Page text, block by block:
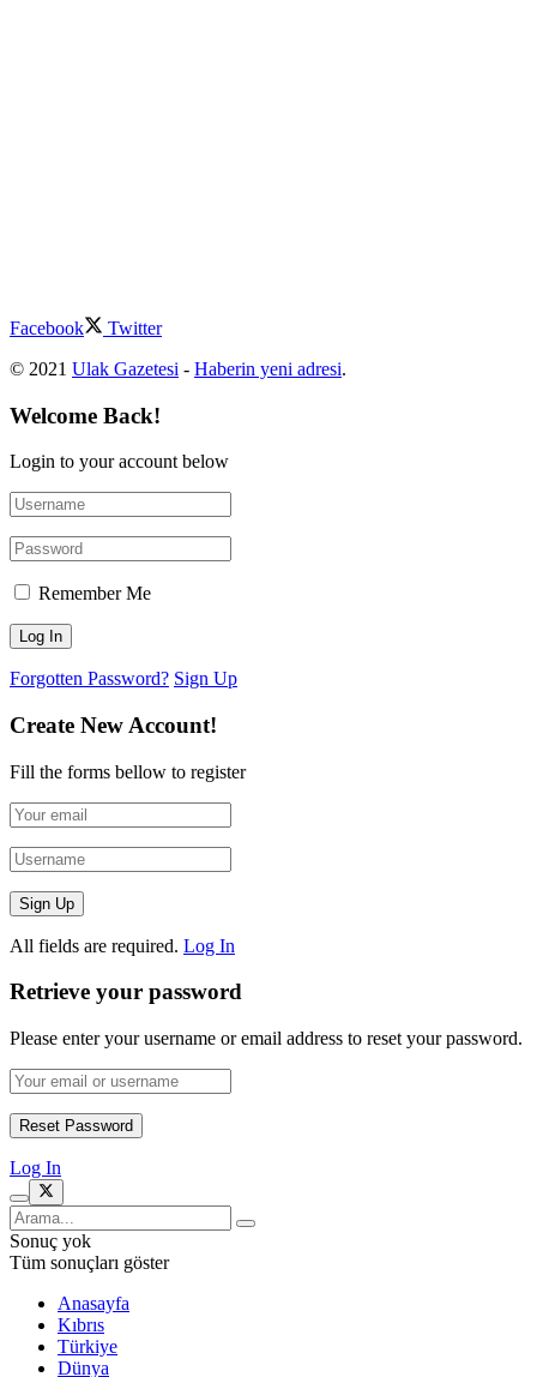
Facebook
Twitter
© 2021 Ulak Gazetesi - Haberin yeni adresi.
Welcome Back!
Login to your account below
Remember Me
Forgotten Password? Sign Up
Create New Account!
Fill the forms bellow to register
All fields are required. Log In
Retrieve your password
Please enter your username or email address to reset your password.
Log In
Sonuç yok
Tüm sonuçları göster
Anasayfa
Kıbrıs
Türkiye
Dünya